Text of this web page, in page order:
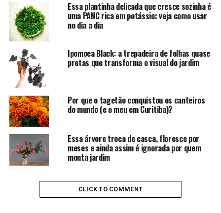
Essa plantinha delicada que cresce sozinha é
uma PANC rica em potássio: veja como usar
no dia a dia
Ipomoea Black: a trepadeira de folhas quase
pretas que transforma o visual do jardim
Por que o tagetão conquistou os canteiros
do mundo (e o meu em Curitiba)?
Essa árvore troca de casca, floresce por
meses e ainda assim é ignorada por quem
monta jardim
CLICK TO COMMENT